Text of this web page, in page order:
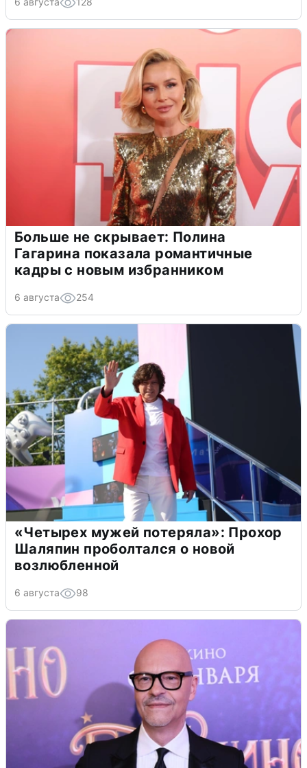
Больше не скрывает: Полина
Гагарина показала романтичные
кадры с новым избранником
6 августа 254
«Четырех мужей потеряла»: Прохор
Шаляпин проболтался о новой
возлюбленной
6 августа 98